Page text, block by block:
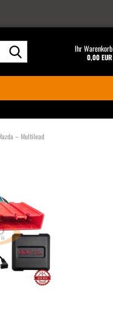
Ihr Warenkorb
0,00 EUR
– Multilead